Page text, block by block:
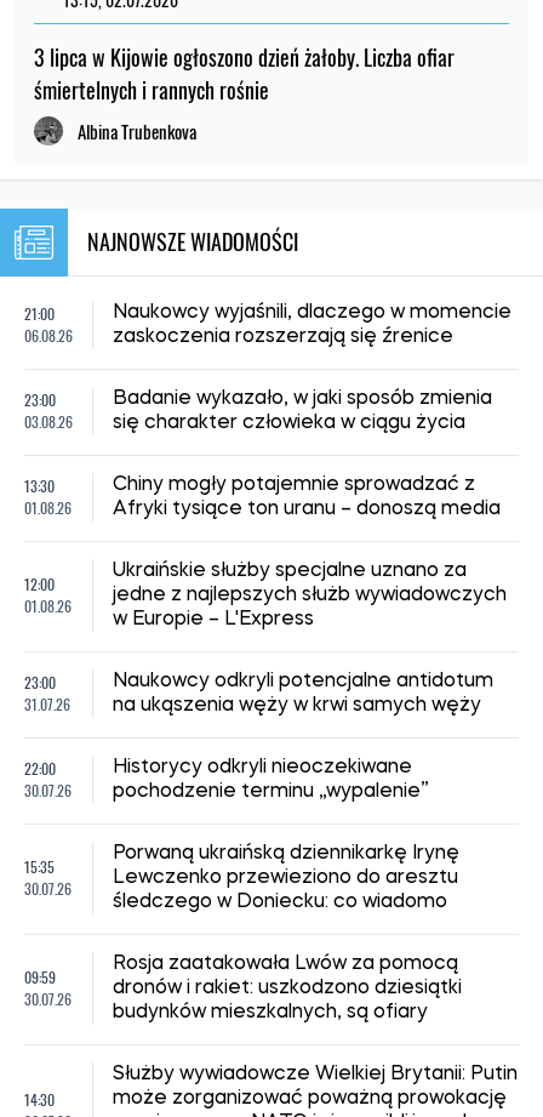
3 lipca w Kijowie ogłoszono dzień żałoby. Liczba ofiar
śmiertelnych i rannych rośnie
Albina Trubenkova
NAJNOWSZE WIADOMOŚCI
21:00
06.08.26
Naukowcy wyjaśnili, dlaczego w momencie
zaskoczenia rozszerzają się źrenice
23:00
03.08.26
Badanie wykazało, w jaki sposób zmienia
się charakter człowieka w ciągu życia
13:30
01.08.26
Chiny mogły potajemnie sprowadzać z
Afryki tysiące ton uranu – donoszą media
12:00
01.08.26
Ukraińskie służby specjalne uznano za
jedne z najlepszych służb wywiadowczych
w Europie – L'Express
23:00
31.07.26
Naukowcy odkryli potencjalne antidotum
na ukąszenia węży w krwi samych węży
22:00
30.07.26
Historycy odkryli nieoczekiwane
pochodzenie terminu „wypalenie”
15:35
30.07.26
Porwaną ukraińską dziennikarkę Irynę
Lewczenko przewieziono do aresztu
śledczego w Doniecku: co wiadomo
09:59
30.07.26
Rosja zaatakowała Lwów za pomocą
dronów i rakiet: uszkodzono dziesiątki
budynków mieszkalnych, są ofiary
14:30
Służby wywiadowcze Wielkiej Brytanii: Putin
może zorganizować poważną prowokację